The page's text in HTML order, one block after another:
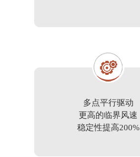
多点平行驱动
更高的临界风速
稳定性提高200%